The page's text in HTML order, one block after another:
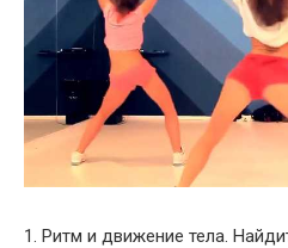
1. Ритм и движение тела.